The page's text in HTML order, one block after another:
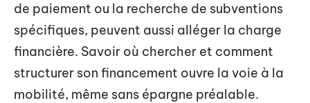
de paiement ou la recherche de subventions
spécifiques, peuvent aussi alléger la charge
financière. Savoir où chercher et comment
structurer son financement ouvre la voie à la
mobilité, même sans épargne préalable.